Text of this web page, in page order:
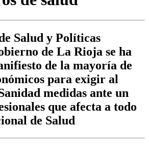
Salud y Políticas
de La Rioja se ha
de la mayoría de
para exigir al
medidas ante un
que afecta a todo
de Salud